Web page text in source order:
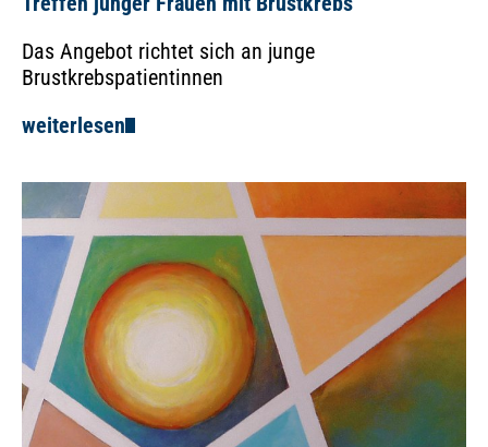
Das Angebot richtet sich an junge
Brustkrebspatientinnen
weiterlesen